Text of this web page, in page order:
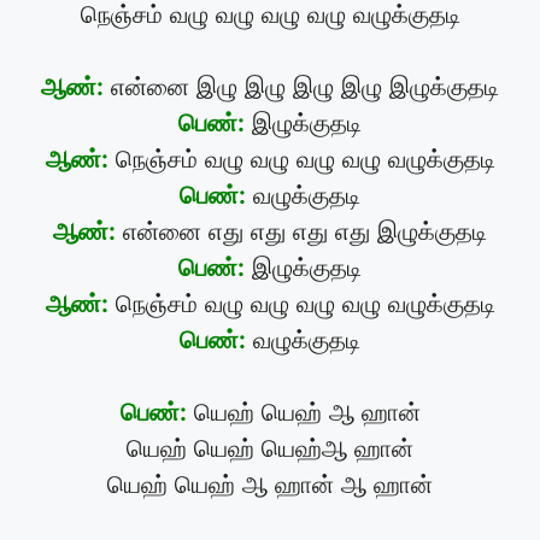
நெஞ்சம் வழு வழு வழு வழு வழுக்குதடி
ஆண்: என்னை இழு இழு இழு இழு இழுக்குதடி
பெண்: இழுக்குதடி
ஆண்: நெஞ்சம் வழு வழு வழு வழு வழுக்குதடி
பெண்: வழுக்குதடி
ஆண்: என்னை எது எது எது எது இழுக்குதடி
பெண்: இழுக்குதடி
ஆண்: நெஞ்சம் வழு வழு வழு வழு வழுக்குதடி
பெண்: வழுக்குதடி
பெண்: யெஹ் யெஹ் ஆ ஹான்
யெஹ் யெஹ் யெஹ்ஆ ஹான்
யெஹ் யெஹ் ஆ ஹான் ஆ ஹான்